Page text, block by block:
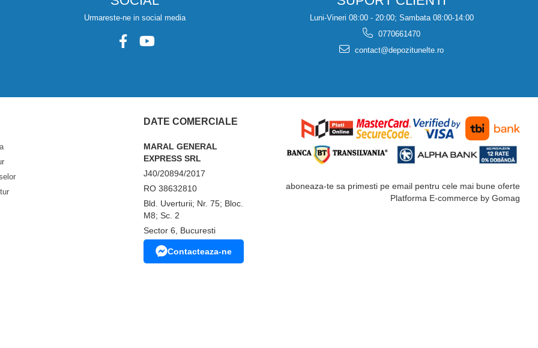
Urmareste-ne in social media
Luni-Vineri 08:00 - 20:00; Sambata 08:00-14:00
0770661470
contact@depozitunelte.ro
DATE COMERCIALE
MARAL GENERAL
EXPRESS SRL
J40/20894/2017
RO 38632810
Bld. Uverturii; Nr. 75; Bloc.
M8; Sc. 2
Sector 6, Bucuresti
Contacteaza-ne
aboneaza-te sa primesti pe email pentru cele mai bune oferte
Platforma E-commerce by Gomag